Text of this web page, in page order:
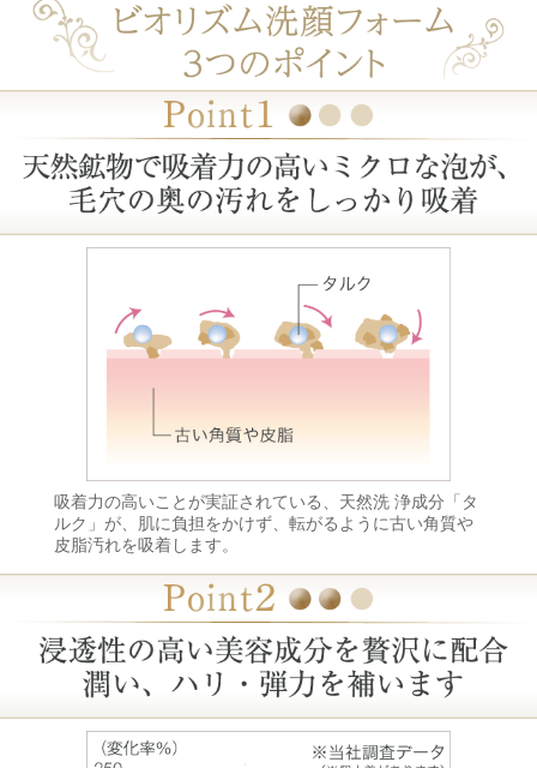
吸着力の高いことが実証されている、天然洗 浄成分「タ
ルク」が、肌に負担をかけず、転がるように古い角質や
皮脂汚れを吸着します。